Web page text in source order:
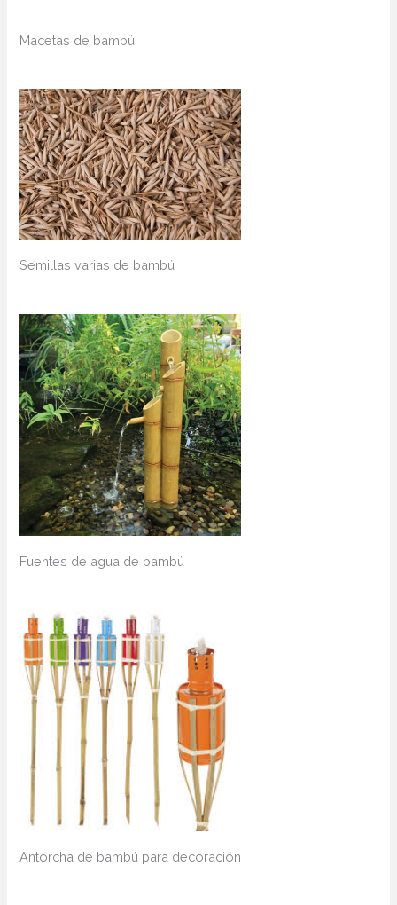
Macetas de bambú
Semillas varias de bambú
Fuentes de agua de bambú
Antorcha de bambú para decoración